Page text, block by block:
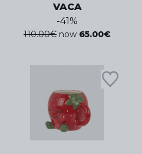
VACA
-41%
110.00€ now 65.00€